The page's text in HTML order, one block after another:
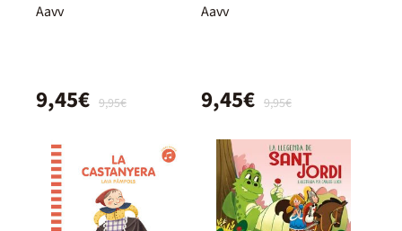
Aavv
9,95€
9,45€
Aavv
9,95€
9,45€